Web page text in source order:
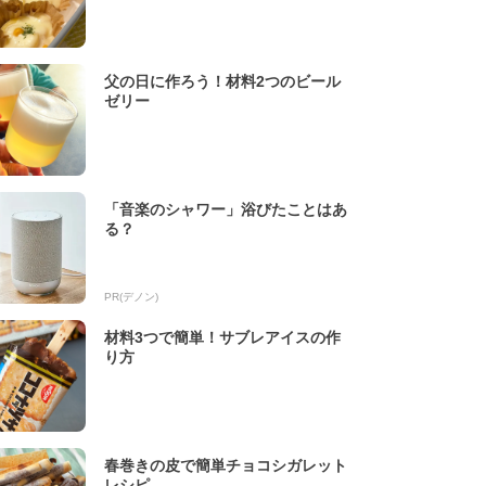
父の日に作ろう！材料2つのビール
ゼリー
「音楽のシャワー」浴びたことはあ
る？
PR(デノン)
材料3つで簡単！サブレアイスの作
り方
春巻きの皮で簡単チョコシガレット